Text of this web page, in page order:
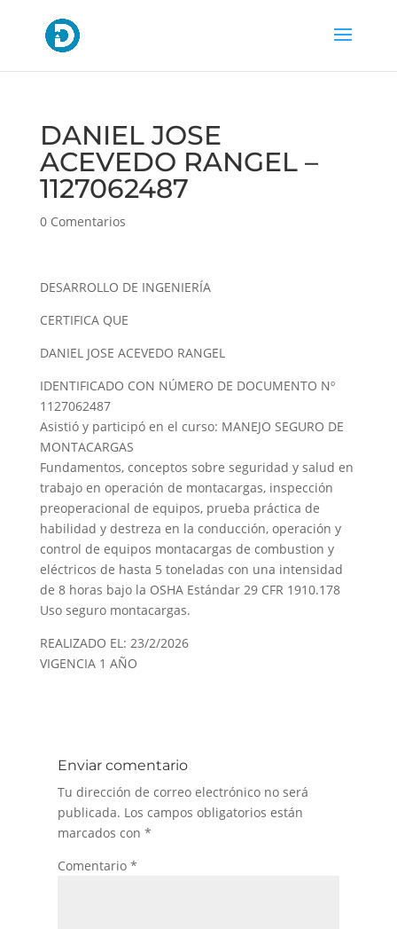
DANIEL JOSE
ACEVEDO RANGEL –
1127062487
0 Comentarios
DESARROLLO DE INGENIERÍA
CERTIFICA QUE
DANIEL JOSE ACEVEDO RANGEL
IDENTIFICADO CON NÚMERO DE DOCUMENTO Nº
1127062487
Asistió y participó en el curso: MANEJO SEGURO DE
MONTACARGAS
Fundamentos, conceptos sobre seguridad y salud en
trabajo en operación de montacargas, inspección
preoperacional de equipos, prueba práctica de
habilidad y destreza en la conducción, operación y
control de equipos montacargas de combustion y
eléctricos de hasta 5 toneladas con una intensidad
de 8 horas bajo la OSHA Estándar 29 CFR 1910.178
Uso seguro montacargas.
REALIZADO EL: 23/2/2026
VIGENCIA 1 AÑO
Enviar comentario
Tu dirección de correo electrónico no será
publicada. Los campos obligatorios están
marcados con *
Comentario *